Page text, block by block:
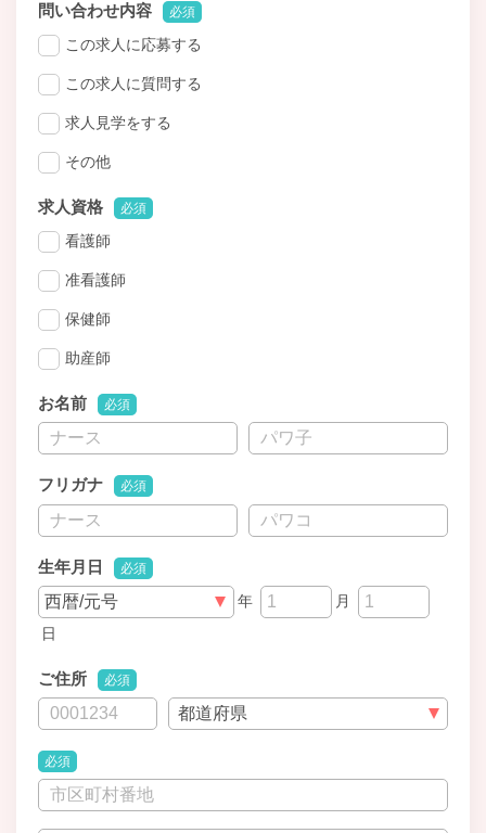
問い合わせ内容 必須
この求人に応募する
この求人に質問する
求人見学をする
その他
求人資格 必須
看護師
准看護師
保健師
助産師
お名前 必須
フリガナ 必須
生年月日 必須
年
月
日
ご住所 必須
必須